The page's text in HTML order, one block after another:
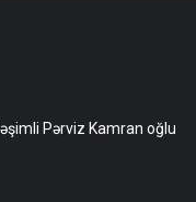
Pərviz Kamran oğlu